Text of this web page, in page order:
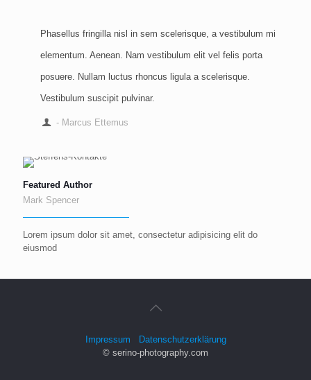
Phasellus fringilla nisl in sem scelerisque, a vestibulum mi
elementum. Aenean. Nam vestibulum elit vel felis porta
posuere. Nullam luctus rhoncus ligula a scelerisque.
Vestibulum suscipit pulvinar.
- Marcus Ettemus
Featured Author
Mark Spencer
Lorem ipsum dolor sit amet, consectetur adipisicing elit do
eiusmod
Impressum
Datenschutzerklärung
© serino-photography.com